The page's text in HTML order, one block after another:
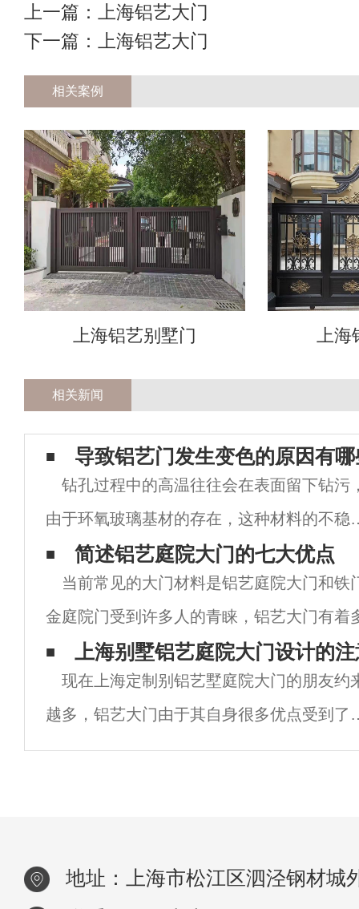
上一篇：
上海铝艺大门
下一篇：
上海铝艺大门
相关案例
上海铝艺别墅门 上
相关新闻
导致铝艺门发生变色的原因有
钻孔过程中的高温往往会在表面留下钻污
由于环氧玻璃基材的存在，这种材料的不稳
性有很大可能会影响铝艺大门制作过程中的
构完整性，尤其对于复合结构的铝艺大门，
能影响孔壁之间的影响力，造成粘合处出现
落
简述铝艺庭院大门的七大优点
当前常见的大门材料是铝艺庭院大门和铁
金庭院门受到许多人的青睐，铝艺大门有着
式，是许多别墅业主的选择。关键是铝合金
其他材料庭院门所不具备的优点。有厂家总
上海别墅铝艺庭院大门设计的
现在上海定制别铝艺墅庭院大门的朋友约
越多，铝艺大门由于其自身很多优点受到了
们的青睐，我们在选择庭院大门的时候也要
地址：上海市松江区泗泾钢材城